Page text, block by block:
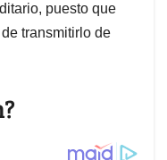
puesto que
transmitirlo de